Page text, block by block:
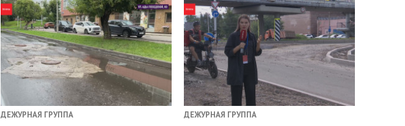
ДЕЖУРНАЯ ГРУППА ДЕЖУРНАЯ ГРУППА